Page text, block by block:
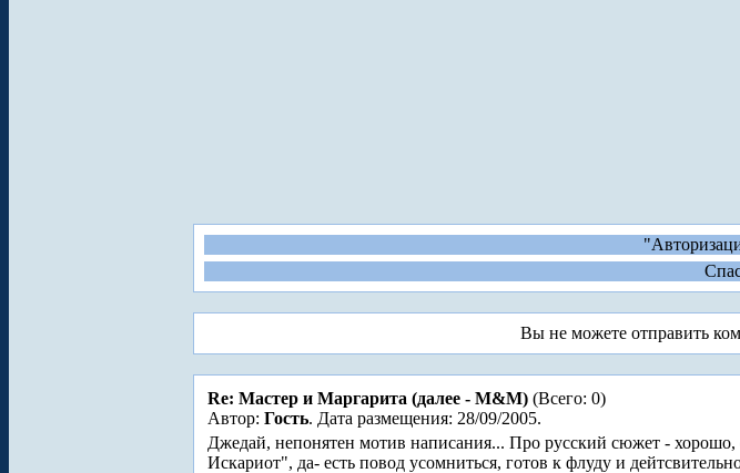
Вы не можете отправить
Re: Мастер и Маргарита (далее - М&М) (Всего: 0)
Автор: Гость. Дата размещения: 28/09/2005.
Джедай, непонятен мотив написания... Про русский сюжет -
Искариот", да- есть повод усомниться, готов к флуду и